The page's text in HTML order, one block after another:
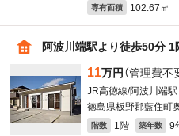
専有面積 102.67㎡
阿波川端駅より徒歩50分
11万円 （管理費不
JR高徳線/阿波川端
徳島県板野郡藍住町
階数 1階 築年数 9